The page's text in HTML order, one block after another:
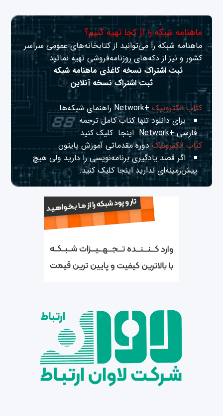
ماهنامه شبکه را از کجا تهیه کنیم؟
ماهنامه شبکه را می‌توانید از کتابخانه‌های عمومی سراسر
کشور و نیز از دکه‌های روزنامه‌فروشی تهیه نمائید.
ثبت اشتراک نسخه کاغذی ماهنامه شبکه
ثبت اشتراک نسخه آنلاین
کتاب الکترونیک+Network راهنمای شبکه‌ها
برای دانلود تنها کتاب کامل ترجمه
فارسی +Network
اینجا کلیک کنید.
کتاب الکترونیکدوره مقدماتی آموزش پایتون
اگر قصد یادگیری برنامه‌نویسی را دارید ولی هیچ
پیش‌زمینه‌ای نداریداینجا کلیک کنید.